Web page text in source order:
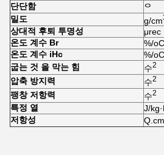
단단함
ᄋ
밀도
g/cm
상대적 후퇴 투명성
μrec
온도 계수 Br
%/oC
온도 계수 iHc
%/oC
굽는 것 을 막는 힘
수2
압축 방지력 수2
팽창 저항력 수2
특정 열 J/
저항성
Q.cm